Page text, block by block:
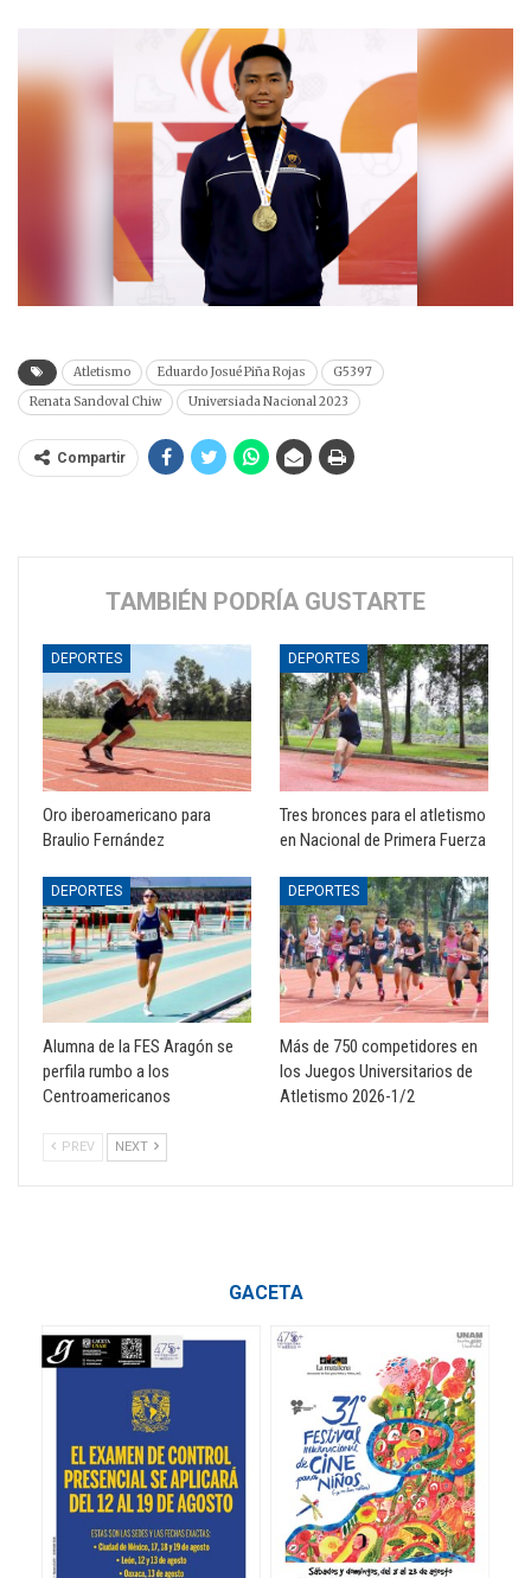
Atletismo Eduardo Josué Piña Rojas
G5397
Renata Sandoval Chiw
Universiada Nacional 2023
Compartir
TAMBIÉN PODRÍA GUSTARTE
DEPORTES
Oro iberoamericano para
Braulio Fernández
DEPORTES
Tres bronces para el atletismo
en Nacional de Primera Fuerza
DEPORTES
Alumna de la FES Aragón se
perfila rumbo a los
Centroamericanos
DEPORTES
Más de 750 competidores en
los Juegos Universitarios de
Atletismo 2026-1/2
PREV NEXT
GACETA